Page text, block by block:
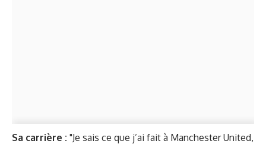
Sa carrière : "Je sais ce que j’ai fait à Manchester United,